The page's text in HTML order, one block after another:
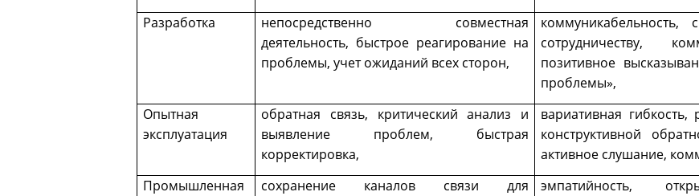
Разработка
непосредственно совместная
деятельность, быстрое реагирование на
проблемы, учет ожиданий всех сторон,
сотрудничеству,
позитивное
проблемы»,
Опытная
эксплуатация
обратная связь, критический анализ и
выявление проблем, быстрая
корректировка,
вариативная гибкость,
конструктивной
активное слушание,
Промышленная
сохранение каналов связи для
эмпатийность,